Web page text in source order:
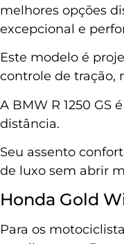
melhores opções
excepcional e
Este modelo é
controle de tração,
A BMW R 1250 GS
distância.
Seu assento
de luxo sem abrir
Honda Gold
Para os